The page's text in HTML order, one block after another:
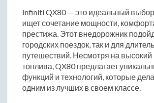
Infiniti QX80 — это идеальный выбор
ищет сочетание мощности,
престижа. Этот внедорожник
городских поездок, так и для
путешествий. Несмотря на высокий
топлива, QX80 предлагает
функций и технологий, которые
одним из лучших в своем классе.